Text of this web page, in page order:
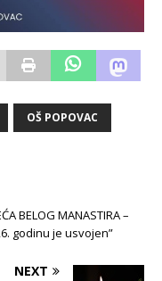
OŠ POPOVAC
BELOG MANASTIRA –
godinu je usvojen”
NEXT